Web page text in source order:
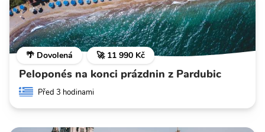
🌴 Dovolená 🚀 11 990 Kč
Peloponés na konci prázdnin z Pardubic
Před 3 hodinami